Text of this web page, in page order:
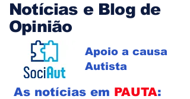
Notícias e Blog de
Opinião
Apoio a causa
Autista
As notícias em PAUTA: